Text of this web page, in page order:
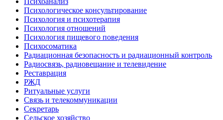
Психологическое консультирование
Психология и психотерапия
Психология отношений
Психология пищевого поведения
Психосоматика
Радиационная безопасность и радиационный контроль
Радиосвязь, радиовещание и телевидение
Реставрация
РЖД
Ритуальные услуги
Связь и телекоммуникации
Секретарь
Сельское хозяйство